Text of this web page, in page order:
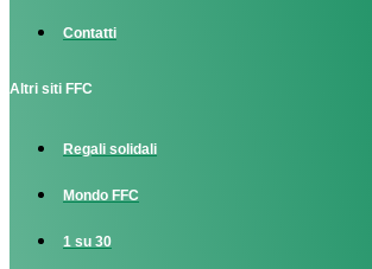
Contatti
Altri siti FFC
Regali solidali
Mondo FFC
1 su 30